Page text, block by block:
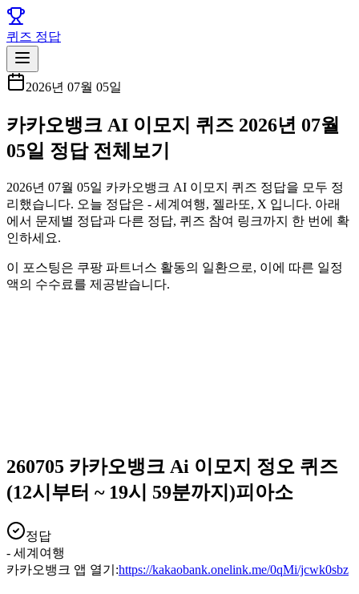
퀴즈 정답
2026년 07월 05일
카카오뱅크 AI 이모지 퀴즈 2026년 07월
05일 정답 전체보기
2026년 07월 05일 카카오뱅크 AI 이모지 퀴즈 정답을 모두 정
리했습니다. 오늘 정답은 - 세계여행, 젤라또, X 입니다. 아래
에서 문제별 정답과 다른 정답, 퀴즈 참여 링크까지 한 번에 확
인하세요.
이 포스팅은 쿠팡 파트너스 활동의 일환으로, 이에 따른 일정
액의 수수료를 제공받습니다.
260705 카카오뱅크 Ai 이모지 정오 퀴즈
(12시부터 ~ 19시 59분까지)피아소
정답
- 세계여행
카카오뱅크 앱 열기:https://kakaobank.onelink.me/0qMi/jcwk0sbz